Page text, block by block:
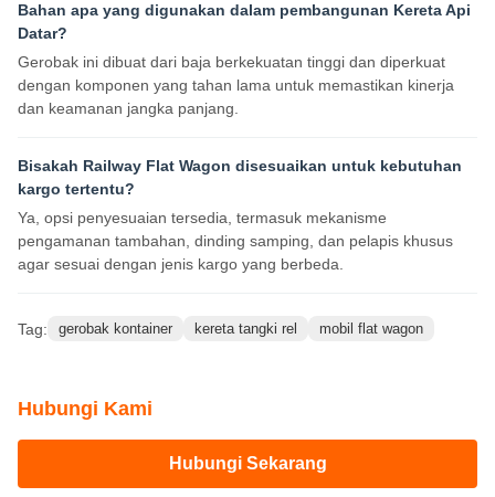
Bahan apa yang digunakan dalam pembangunan Kereta Api
Datar?
Gerobak ini dibuat dari baja berkekuatan tinggi dan diperkuat
dengan komponen yang tahan lama untuk memastikan kinerja
dan keamanan jangka panjang.
Bisakah Railway Flat Wagon disesuaikan untuk kebutuhan
kargo tertentu?
Ya, opsi penyesuaian tersedia, termasuk mekanisme
pengamanan tambahan, dinding samping, dan pelapis khusus
agar sesuai dengan jenis kargo yang berbeda.
Tag: gerobak kontainer kereta tangki rel mobil flat wagon
Hubungi Kami
Hubungi Sekarang